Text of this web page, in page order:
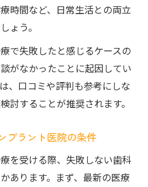
時間など、日常生活との両立
ょう。
で失敗したと感じるケースの
がなかったことに起因してい
、口コミや評判も参考にしな
討することが推奨されます。
プラント医院の条件
を受ける際、失敗しない歯科
あります。まず、最新の医療